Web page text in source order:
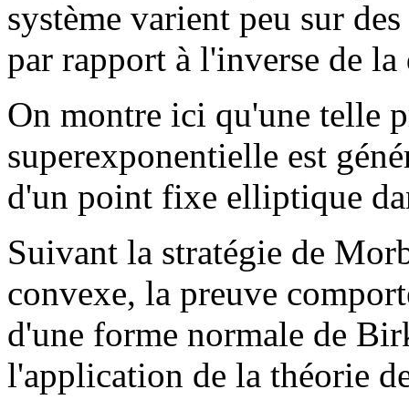
système varient peu sur
par rapport à l'inverse de
On montre ici qu'une telle
superexponentielle est
d'un point fixe elliptique
Suivant la stratégie de
convexe, la preuve
d'une forme normale de
l'application de la théorie